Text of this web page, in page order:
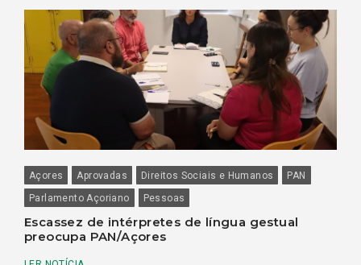
Açores Aprovadas Direitos Sociais e Humanos
PAN
Parlamento Açoriano
Pessoas
Escassez de intérpretes de língua gestual
preocupa PAN/Açores